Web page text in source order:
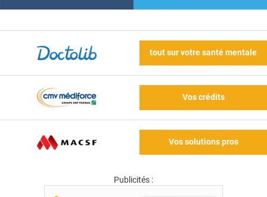
tout sur votre santé mentale
Vos crédits
Vos solutions pros
Publicités :